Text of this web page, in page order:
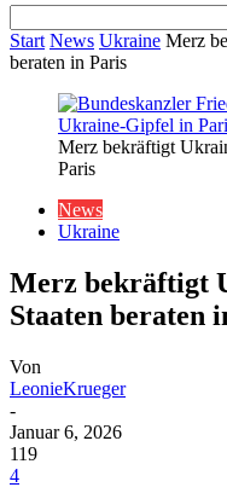
Start News Ukraine Merz
beraten in Paris
Merz bekräftigt
Paris
News
Ukraine
Merz bekräftigt
Staaten beraten
Von
LeonieKrueger
-
Januar 6, 2026
119
4